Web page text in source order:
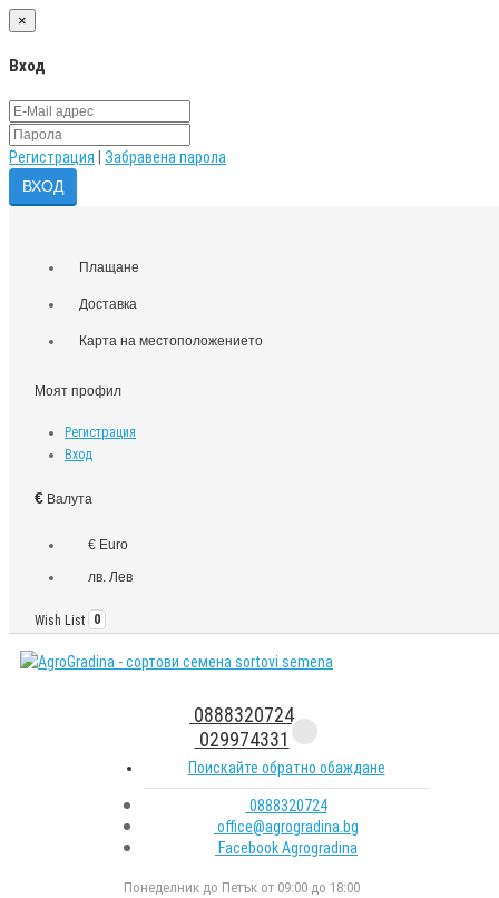
×
Вход
Регистрация Забравена парола
Плащане
Доставка
Карта на местоположението
Моят профил
Регистрация
Вход
€ Валута
€ Euro
лв. Лев
Wish List 0
0888320724
029974331
Поискайте обратно обаждане
0888320724
office@agrogradina.bg
Facebook Agrogradina
Понеделник до Петък от 09:00 до 18:00